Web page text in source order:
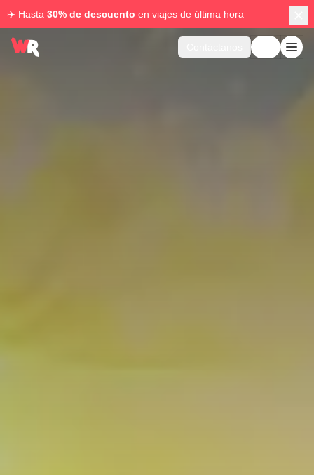
✈️ Hasta 30% de descuento en viajes de última hora